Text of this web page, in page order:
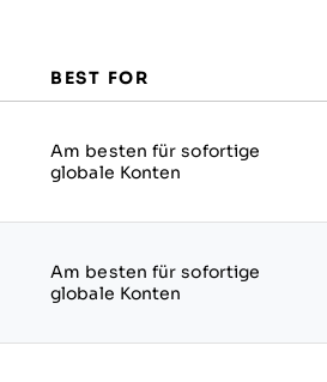
BEST FOR
Am besten für sofortige
globale Konten
Am besten für sofortige
globale Konten